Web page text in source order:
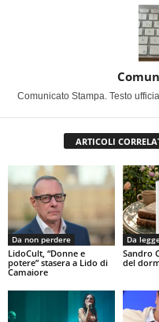
Comunicato Stampa. Testo
ARTICOLI
Da non perdere
LidoCult, “Donne e
potere” stasera a Lido di
Camaiore
Da
Sandro
del